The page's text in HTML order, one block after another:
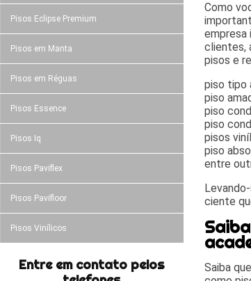
Pisos Eclipse Premium
Pisos em Manta
Pisos em Réguas
Pisos Essence
Pisos Iq
Pisos Paviflex
Pisos Pavifloor
Pisos Vinílicos
Entre em contato pelos
Como
empresa
clientes,
pisos e
piso tipo
piso
piso
piso
pisos
piso
entre
ciente
Saiba